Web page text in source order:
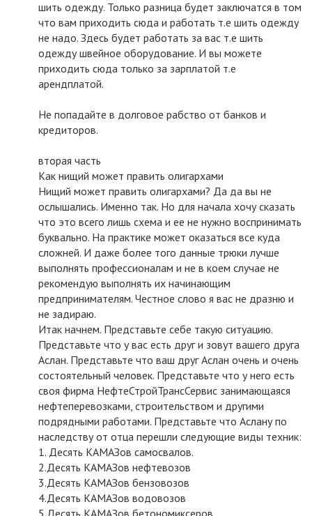
шить одежду. Только разница будет заключатся в том
что вам приходить сюда и работать т.е шить одежду
не надо. Здесь будет работать за вас т.е шить
одежду швейное оборудование. И вы можете
приходить сюда только за зарплатой т.е
арендплатой.
Не попадайте в долговое рабство от банков и
кредиторов.
вторая часть
Как нищий может править олигархами
Нищий может править олигархами? Да да вы не
ослышались. Именно так. Но для начала хочу сказать
что это всего лишь схема и ее не нужно воспринимать
буквально. На практике может оказаться все куда
сложней. И даже более того данные трюки лучше
выполнять профессионалам и не в коем случае не
рекомендую выполнять их начинающим
предпринимателям. Честное слово я вас не дразню и
не задираю.
Итак начнем. Представьте себе такую ситуацию.
Представьте что у вас есть друг и зовут вашего друга
Аслан. Представьте что ваш друг Аслан очень и очень
состоятельный человек. Представьте что у него есть
своя фирма НефтеСтройТрансСервис занимающаяся
нефтеперевозками, строительством и другими
подрядными работами. Представьте что Аслану по
наследству от отца перешли следующие виды техник:
1. Десять КАМАЗов самосвалов.
2.Десять КАМАЗов нефтевозов
3.Десять КАМАЗов бензовозов
4.Десять КАМАЗов водовозов